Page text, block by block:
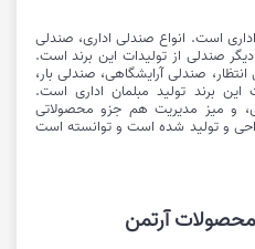
است. انواع صندلی اداری، صندلی
صندلی از تولیدات این برند است.
صندلی آرایشگاهی، صندلی بار،
این برند تولید مبلمان اداری است.
و میز مدیریت هم جزو محصولاتی
و تولید شده است و توانسته است
آرتمن